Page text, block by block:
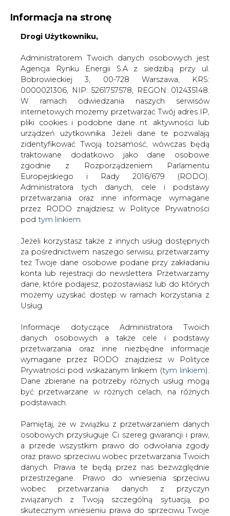
KONTAKT:
WYDAWCA PORTALU:
WYSOKI KONTRAST WIELKOŚĆ TEKSTU A A
ZALOGUJ SIĘ
WŁĄCZ CIRE.TV
Informacja na stronę
Drogi Użytkowniku,
Administratorem Twoich danych osobowych jest
Agencja Rynku Energii S.A z siedzibą przy ul.
Bobrowieckiej 3, 00-728 Warszawa, KRS:
0000021306, NIP: 5261757578, REGON: 012435148.
W ramach odwiedzania naszych serwisów
internetowych możemy przetwarzać Twój adres IP,
pliki cookies i podobne dane nt. aktywności lub
urządzeń użytkownika. Jeżeli dane te pozwalają
zidentyfikować Twoją tożsamość, wówczas będą
traktowane dodatkowo jako dane osobowe
zgodnie z Rozporządzeniem Parlamentu
Europejskiego i Rady 2016/679 (RODO).
Administratora tych danych, cele i podstawy
przetwarzania oraz inne informacje wymagane
przez RODO znajdziesz w Polityce Prywatności
pod tym linkiem.
Jeżeli korzystasz także z innych usług dostępnych
za pośrednictwem naszego serwisu, przetwarzamy
też Twoje dane osobowe podane przy zakładaniu
konta lub rejestracji do newslettera. Przetwarzamy
dane, które podajesz, pozostawiasz lub do których
możemy uzyskać dostęp w ramach korzystania z
Usług.
Informacje dotyczące Administratora Twoich
danych osobowych a także cele i podstawy
przetwarzania oraz inne niezbędne informacje
wymagane przez RODO znajdziesz w Polityce
Prywatności pod wskazanym linkiem (tym linkiem).
Dane zbierane na potrzeby różnych usług mogą
być przetwarzane w różnych celach, na różnych
podstawach.
Pamiętaj, że w związku z przetwarzaniem danych
osobowych przysługuje Ci szereg gwarancji i praw,
a przede wszystkim prawo do odwołania zgody
oraz prawo sprzeciwu wobec przetwarzania Twoich
danych. Prawa te będą przez nas bezwzględnie
przestrzegane. Prawo do wniesienia sprzeciwu
wobec przetwarzania danych z przyczyn
związanych z Twoją szczególną sytuacją, po
skutecznym wniesieniu prawa do sprzeciwu Twoje
Strona główna RYNEK GAZU
Gaz na europejskim
rynku tanieje w środę o 5 proc.
2023-03-22 18:30
skomentuj
udostępnij:
Gaz na europejskim rynku tanieje
w środę o 5 proc.